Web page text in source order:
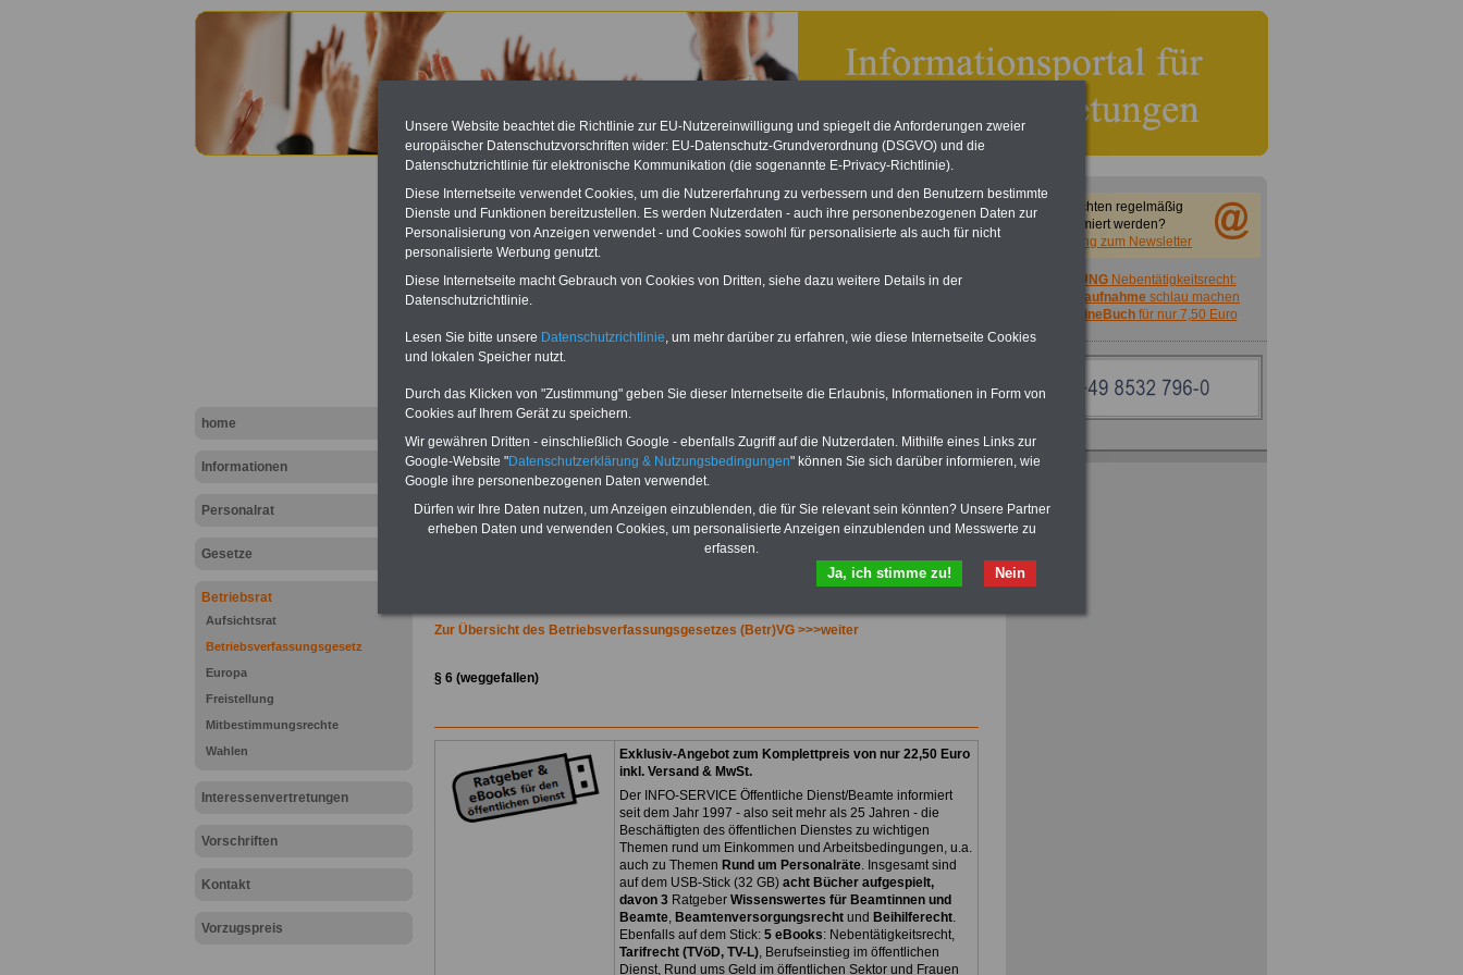
home
Informationen
Personalrat
Gesetze
Betriebsrat
Aufsichtsrat
Betriebsverfassungsgesetz
Europa
Freistellung
Mitbestimmungsrechte
Wahlen
Interessenvertretungen
Vorschriften
Kontakt
Vorzugspreis
Betriebsverfassungsgesetz (BetrVG): § 6 (weggefallen)
ÖD neu aufgelegt
Oktober 2025 neu aufgelegt. Mit
allen Entgelttabellen für
sowie den
Auszubildendenvergütungen,
Bund, Länder und Kommunen.
>>>Hier zur Bestellung des
Zur Übersicht des Betriebsverfassungsgesetzes (Betr)VG >>>weiter
§ 6 (weggefallen)
Exklusiv-Angebot zum Komplettpreis von nur 22,50 Euro
inkl. Versand & MwSt.
Der INFO-SERVICE Öffentliche Dienst/Beamte informiert
seit dem Jahr 1997 - also seit mehr als 25 Jahren - die
Beschäftigten des öffentlichen Dienstes zu wichtigen
Themen rund um Einkommen und Arbeitsbedingungen, u.a.
auch zu Themen Rund um Personalräte. Insgesamt sind
auf dem USB-Stick (32 GB) acht Bücher aufgespielt,
davon 3 Ratgeber Wissenswertes für Beamtinnen und
Beamte, Beamtenversorgungsrecht und Beihilferecht.
Ebenfalls auf dem Stick: 5 eBooks: Nebentätigkeitsrecht,
Tarifrecht (TVöD, TV-L), Berufseinstieg im öffentlichen
Dienst, Rund ums Geld im öffentlichen Sektor und Frauen
Sie möchten regelmäßig
informiert werden?
Anmeldung zum Newsletter
ACHTUNGNebentätigkeitsrecht:
vor Jobaufnahme schlau machen
OnlineBuchfür nur 7,50 Euro
Unsere Website beachtet die Richtlinie zur EU-Nutzereinwilligung und spiegelt die Anforderungen zweier
europäischer Datenschutzvorschriften wider: EU-Datenschutz-Grundverordnung (DSGVO) und die
Datenschutzrichtlinie für elektronische Kommunikation (die sogenannte E-Privacy-Richtlinie).
Diese Internetseite verwendet Cookies, um die Nutzererfahrung zu verbessern und den Benutzern bestimmte
Dienste und Funktionen bereitzustellen. Es werden Nutzerdaten - auch ihre personenbezogenen Daten zur
Personalisierung von Anzeigen verwendet - und Cookies sowohl für personalisierte als auch für nicht
personalisierte Werbung genutzt.
Diese Internetseite macht Gebrauch von Cookies von Dritten, siehe dazu weitere Details in der
Datenschutzrichtlinie.
Lesen Sie bitte unsere Datenschutzrichtlinie, um mehr darüber zu erfahren, wie diese Internetseite Cookies
und lokalen Speicher nutzt.
Durch das Klicken von "Zustimmung" geben Sie dieser Internetseite die Erlaubnis, Informationen in Form von
Cookies auf Ihrem Gerät zu speichern.
Wir gewähren Dritten - einschließlich Google - ebenfalls Zugriff auf die Nutzerdaten. Mithilfe eines Links zur
Google-Website "Datenschutzerklärung & Nutzungsbedingungen" können Sie sich darüber informieren, wie
Google ihre personenbezogenen Daten verwendet.
Dürfen wir Ihre Daten nutzen, um Anzeigen einzublenden, die für Sie relevant sein könnten? Unsere Partner
erheben Daten und verwenden Cookies, um personalisierte Anzeigen einzublenden und Messwerte zu
erfassen.
Nein
Ja, ich stimme zu!